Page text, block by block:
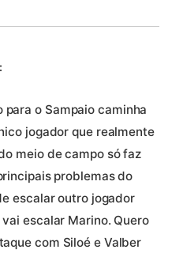
o Sampaio caminha
jogador que realmente
meio de campo só faz
problemas do
escalar outro jogador
escalar Marino. Quero
com Siloé e Valber